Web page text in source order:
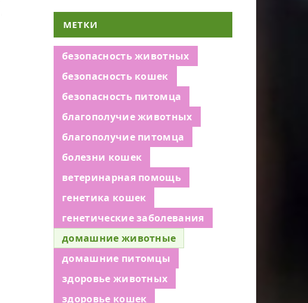
МЕТКИ
безопасность животных
безопасность кошек
безопасность питомца
благополучие животных
благополучие питомца
болезни кошек
ветеринарная помощь
генетика кошек
генетические заболевания
домашние животные
домашние питомцы
здоровье животных
здоровье кошек